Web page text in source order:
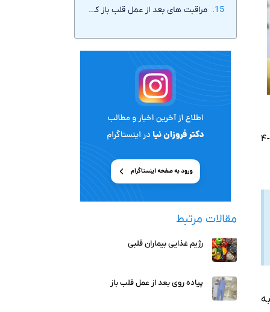
پس از عمل جراحی تعداد زیادی از بیماران دچار ضعف عمومی جسمی می‌شوند که دوران بهبودی از آن معمولا ۶-۴
مراقبت های بعد از عمل قلب باز کودکان در منزل
مقالات مرتبط
رژیم غذایی بیماران قلبی
پیاده روی بعد از عمل قلب باز